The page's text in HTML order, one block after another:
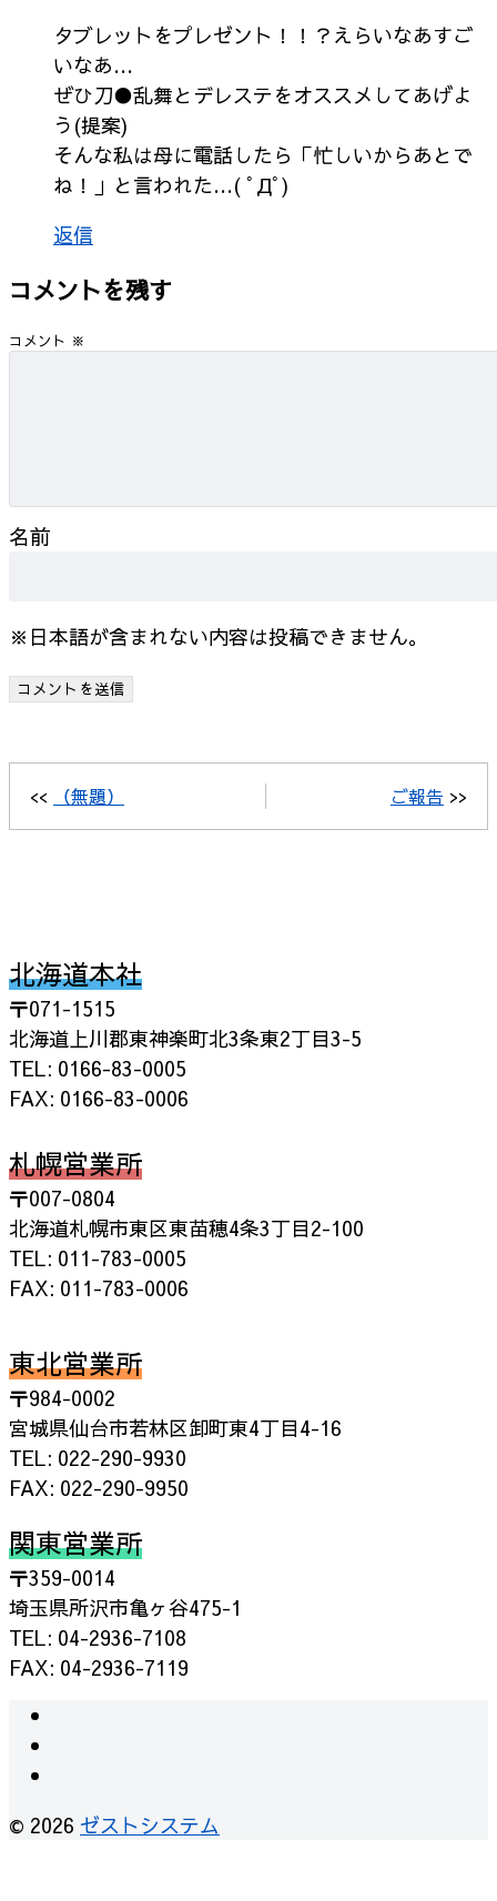
タブレットをプレゼント！！？えらいなあすご
いなあ…
ぜひ刀●乱舞とデレステをオススメしてあげよ
う(提案)
そんな私は母に電話したら「忙しいからあとで
ね！」と言われた…( ﾟДﾟ)
返信
コメントを残す
コメント ※
名前
※日本語が含まれない内容は投稿できません。
<< （無題） ご報告 >>
北海道本社
〒071-1515
北海道上川郡東神楽町北3条東2丁目3-5
TEL: 0166-83-0005
FAX: 0166-83-0006
札幌営業所
〒007-0804
北海道札幌市東区東苗穂4条3丁目2-100
TEL: 011-783-0005
FAX: 011-783-0006
東北営業所
〒984-0002
宮城県仙台市若林区卸町東4丁目4-16
TEL: 022-290-9930
FAX: 022-290-9950
関東営業所
〒359-0014
埼玉県所沢市亀ヶ谷475-1
TEL: 04-2936-7108
FAX: 04-2936-7119
© 2026 ゼストシステム